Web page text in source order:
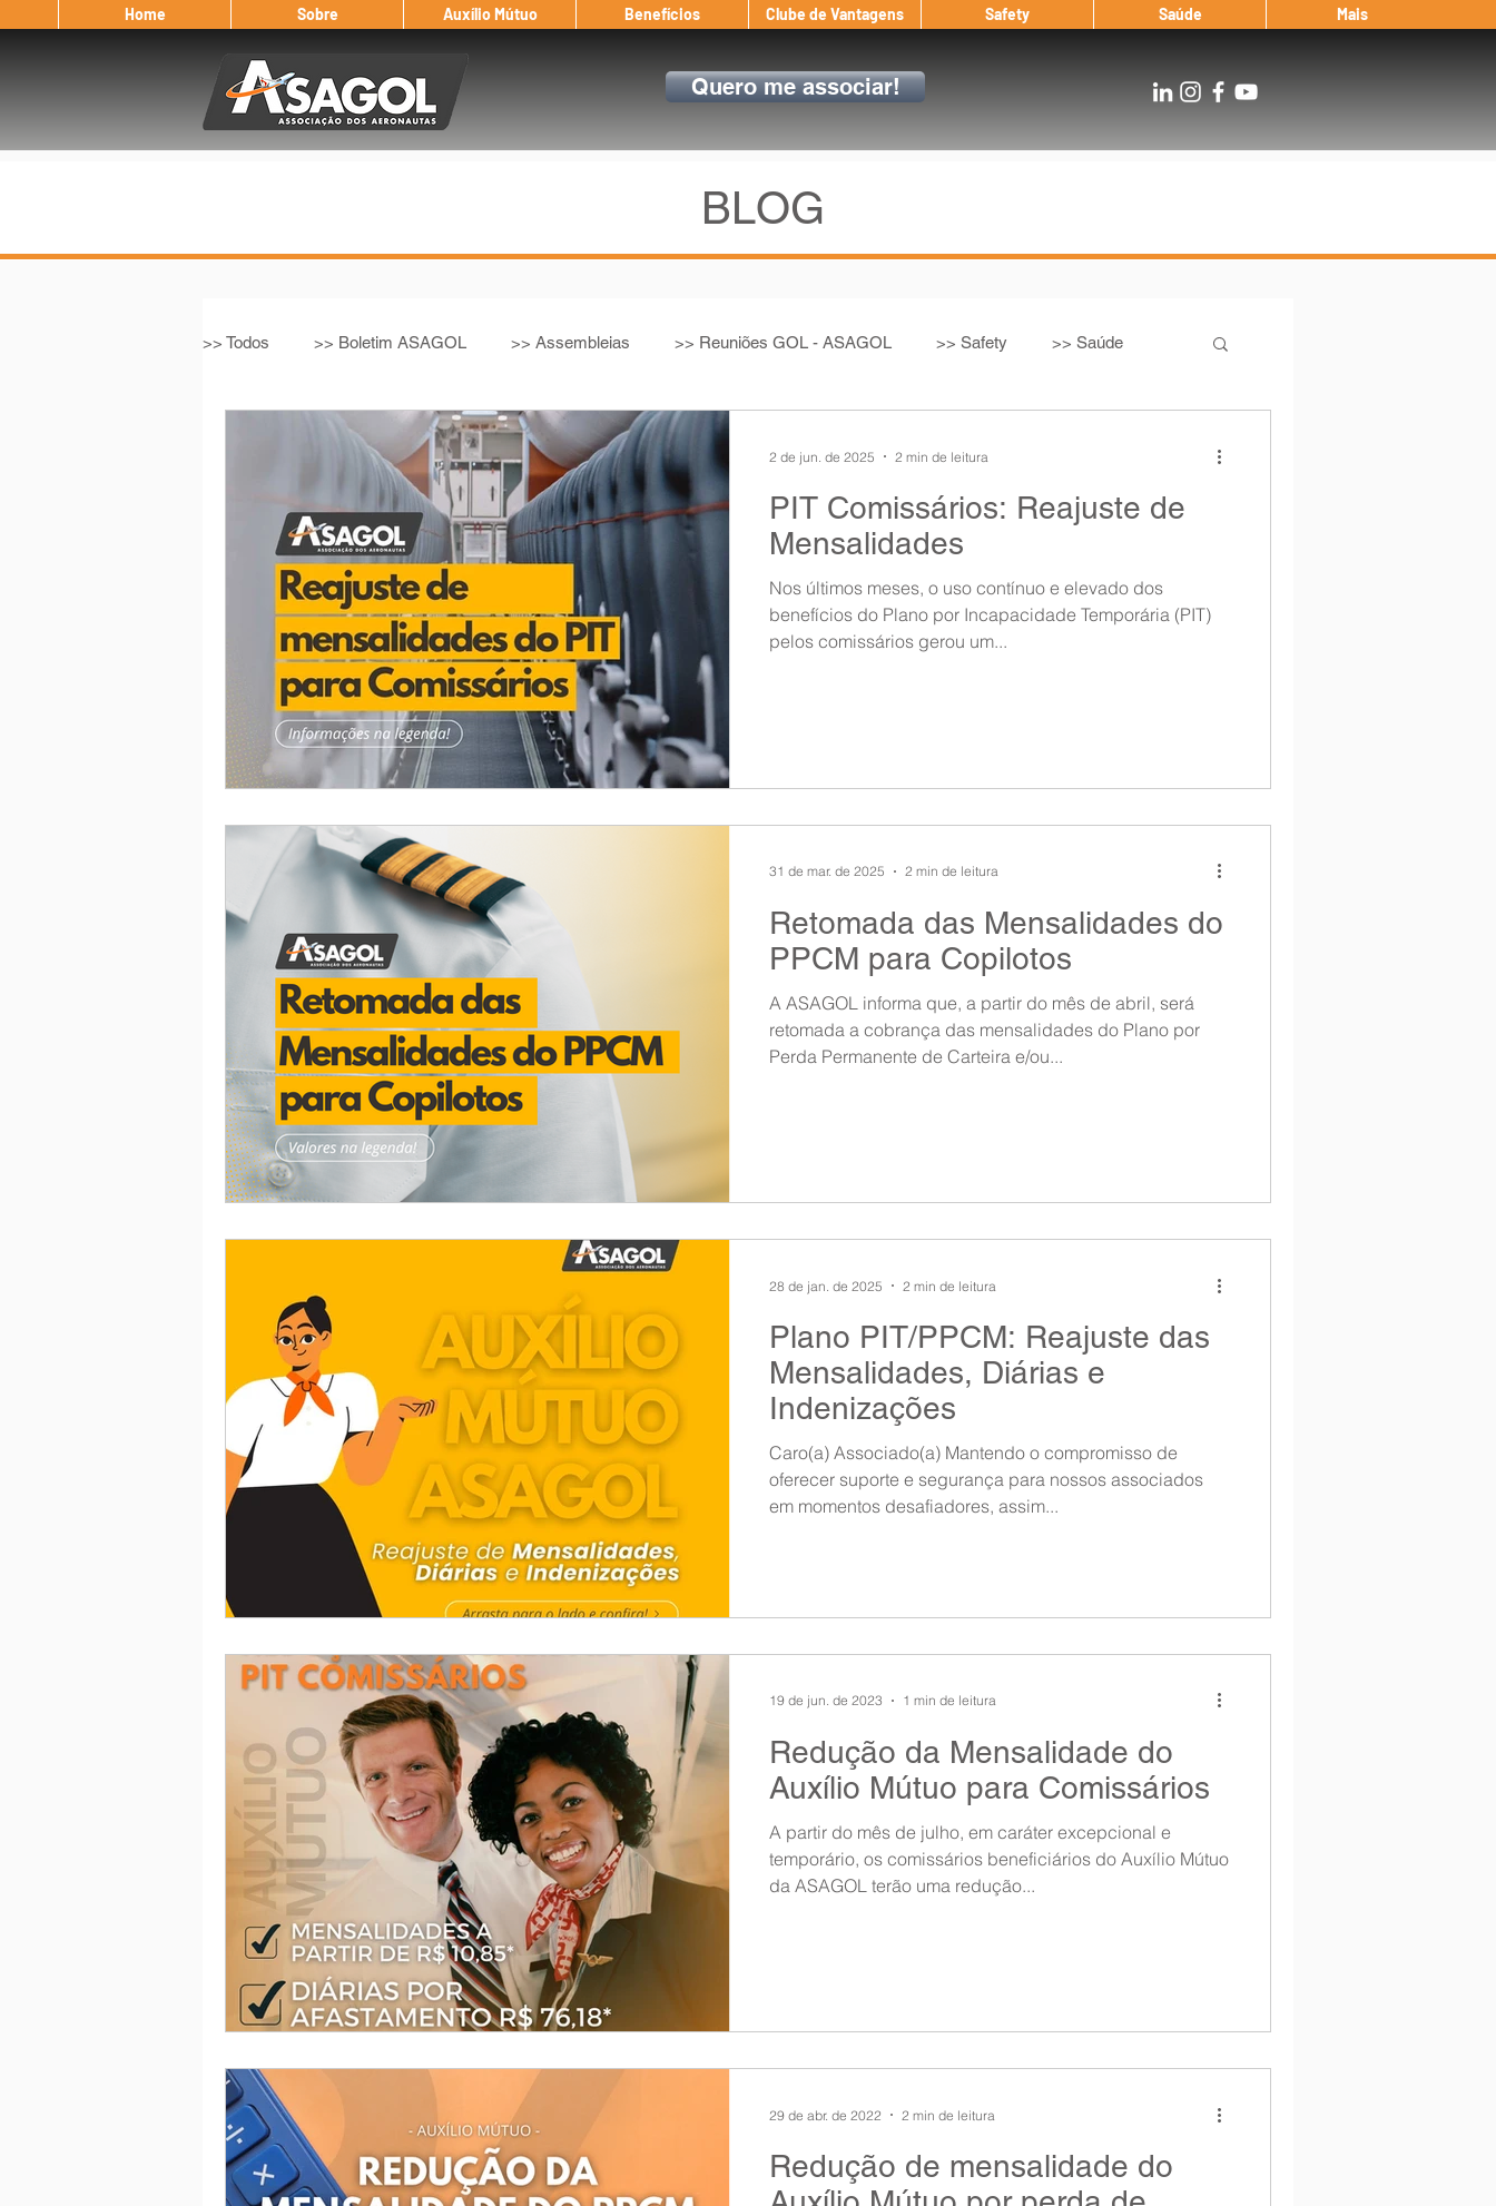
Home Sobre Auxílio Mútuo Benefícios Clube de Vantagens Safety Saúde Mais
Quero me associar!
BLOG
>> Todos >> Boletim ASAGOL >> Assembleias >> Reuniões GOL - ASAGOL >> Safety >> Saúde
>> IFALPA >> Convenção Coletiva
Eleição ASAGOL Safety Window Auxílio Mútuo Depoimentos Amigo da ASAGOL Entrevista
Sorteio de Vouchers Workshop ASAGOL Teste ICAO Fadigômetro Notícias
Memória Aeronáutica
PIT Comissários: Reajuste de
Mensalidades
Nos últimos meses, o uso contínuo e elevado dos
benefícios do Plano por Incapacidade Temporária (PIT)
pelos comissários gerou um...
2 de jun. de 2025 2 min de leitura
Retomada das Mensalidades do
PPCM para Copilotos
A ASAGOL informa que, a partir do mês de abril, será
retomada a cobrança das mensalidades do Plano por
Perda Permanente de Carteira e/ou...
31 de mar. de 2025 2 min de leitura
Plano PIT/PPCM: Reajuste das
Mensalidades, Diárias e
Indenizações
Caro(a) Associado(a) Mantendo o compromisso de
oferecer suporte e segurança para nossos associados
em momentos desafiadores, assim...
28 de jan. de 2025 2 min de leitura
Redução da Mensalidade do
Auxílio Mútuo para Comissários
A partir do mês de julho, em caráter excepcional e
temporário, os comissários beneficiários do Auxílio Mútuo
da ASAGOL terão uma redução...
19 de jun. de 2023 1 min de leitura
Redução de mensalidade do
29 de abr. de 2022 2 min de leitura